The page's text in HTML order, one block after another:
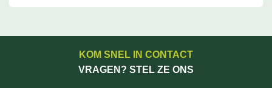
KOM SNEL IN CONTACT
VRAGEN? STEL ZE ONS